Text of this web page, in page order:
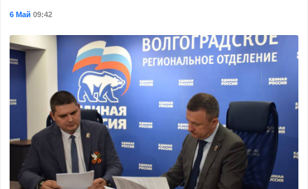
6 Май 09:42